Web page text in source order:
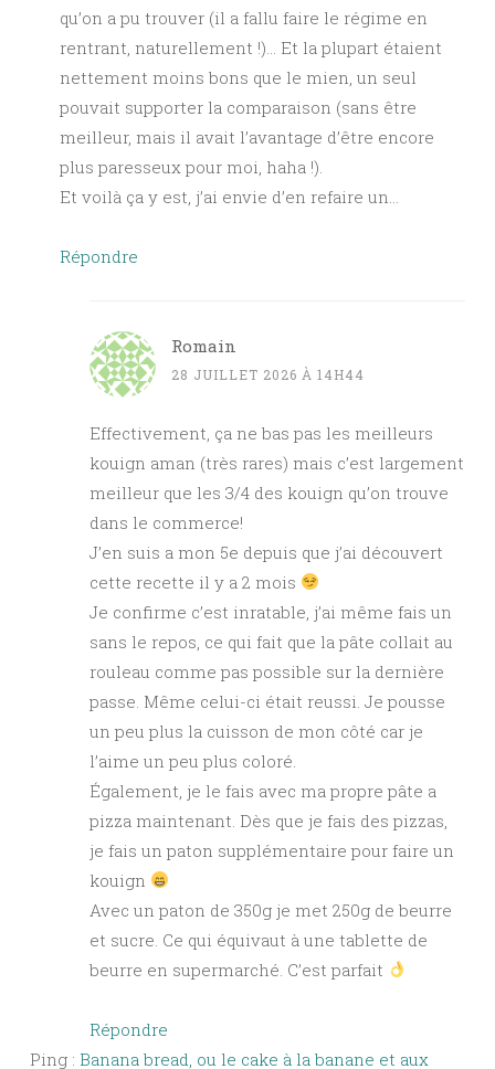
qu’on a pu trouver (il a fallu faire le régime en
rentrant, naturellement !)… Et la plupart étaient
nettement moins bons que le mien, un seul
pouvait supporter la comparaison (sans être
meilleur, mais il avait l’avantage d’être encore
plus paresseux pour moi, haha !).
Et voilà ça y est, j’ai envie d’en refaire un…
Répondre
Romain
28 JUILLET 2026 À 14H44
Effectivement, ça ne bas pas les meilleurs
kouign aman (très rares) mais c’est largement
meilleur que les 3/4 des kouign qu’on trouve
dans le commerce!
J’en suis a mon 5e depuis que j’ai découvert
cette recette il y a 2 mois
Je confirme c’est inratable, j’ai même fais un
sans le repos, ce qui fait que la pâte collait au
rouleau comme pas possible sur la dernière
passe. Même celui-ci était reussi. Je pousse
un peu plus la cuisson de mon côté car je
l’aime un peu plus coloré.
Également, je le fais avec ma propre pâte a
pizza maintenant. Dès que je fais des pizzas,
je fais un paton supplémentaire pour faire un
kouign
Avec un paton de 350g je met 250g de beurre
et sucre. Ce qui équivaut à une tablette de
beurre en supermarché. C’est parfait
Répondre
Ping : Banana bread, ou le cake à la banane et aux